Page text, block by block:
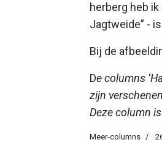
herberg heb
Jagtweide” -
Bij de
De columns
zijn
Deze column
Meer-columns